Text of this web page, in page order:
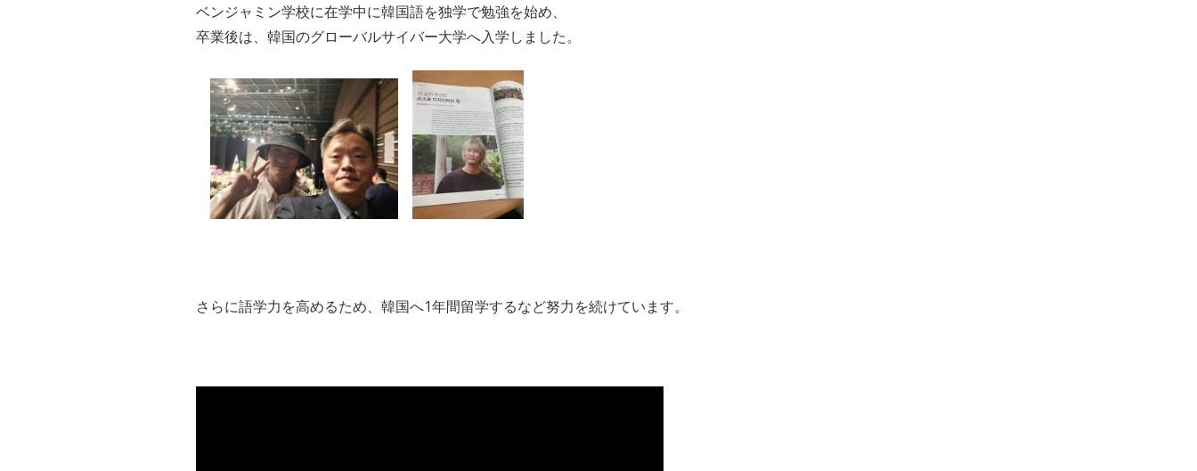
ベンジャミン学校に在学中に韓国語を独学で勉強を始め、
卒業後は、韓国のグローバルサイバー大学へ入学しました。
さらに語学力を高めるため、韓国へ1年間留学するなど努力を続けています。